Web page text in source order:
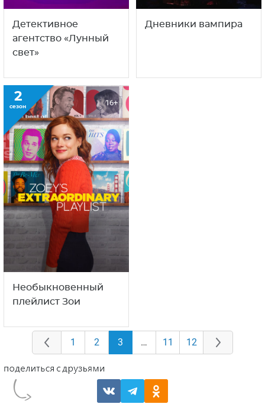
Детективное
агентство «Лунный
свет»
Дневники вампира
2
сезон 16+
Необыкновенный
плейлист Зои
1 2 3 … 11 12